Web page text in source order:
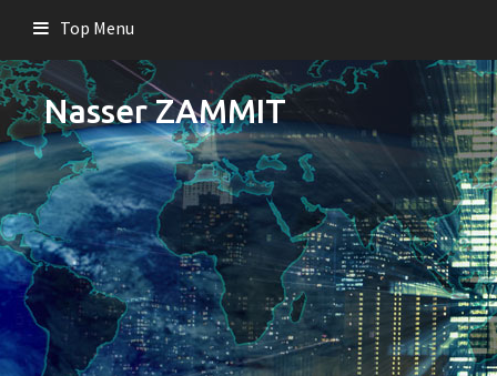
content
Top Menu
Nasser ZAMMIT